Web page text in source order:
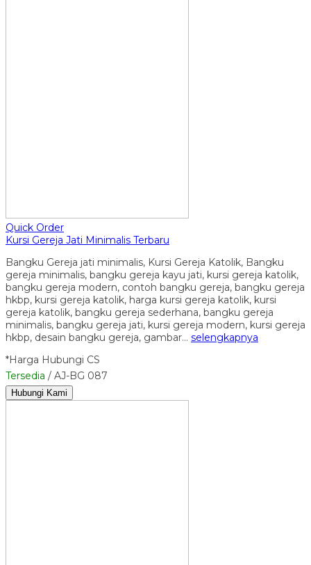
Quick Order
Kursi Gereja Jati Minimalis Terbaru
Bangku Gereja jati minimalis, Kursi Gereja Katolik, Bangku
gereja minimalis, bangku gereja kayu jati, kursi gereja katolik,
bangku gereja modern, contoh bangku gereja, bangku gereja
hkbp, kursi gereja katolik, harga kursi gereja katolik, kursi
gereja katolik, bangku gereja sederhana, bangku gereja
minimalis, bangku gereja jati, kursi gereja modern, kursi gereja
hkbp, desain bangku gereja, gambar… selengkapnya
*Harga Hubungi CS
Tersedia / AJ-BG 087
Hubungi Kami